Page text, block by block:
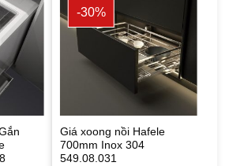
-30%
Giá xoong nồi Hafele
700mm Inox 304
549.08.031